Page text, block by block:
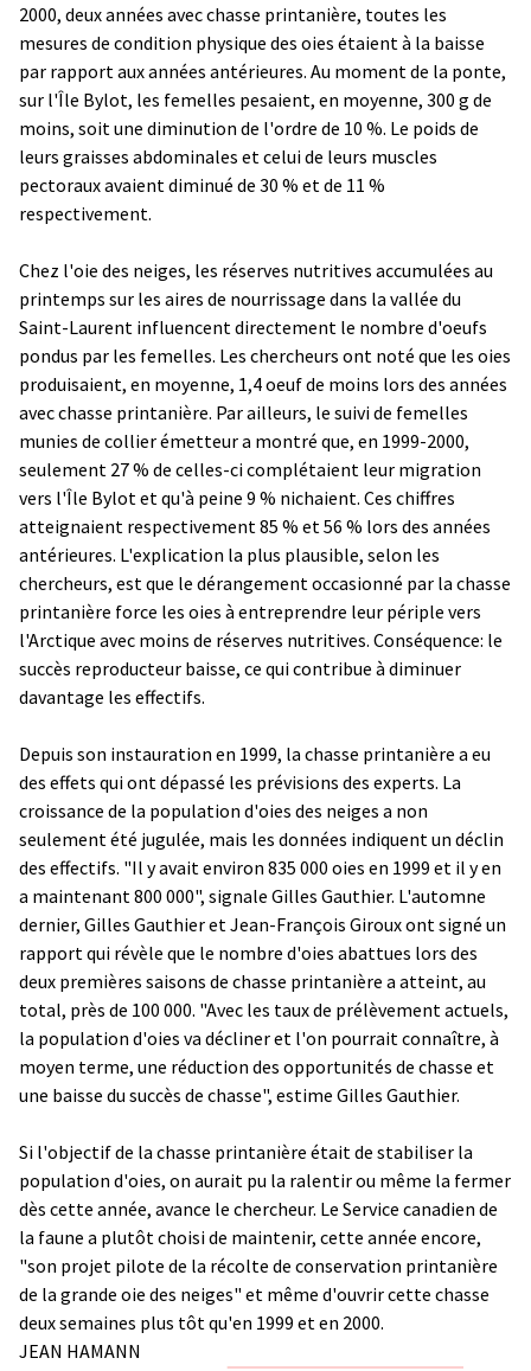
2000, deux années avec chasse printanière, toutes les
mesures de condition physique des oies étaient à la baisse
par rapport aux années antérieures. Au moment de la ponte,
sur l'Île Bylot, les femelles pesaient, en moyenne, 300 g de
moins, soit une diminution de l'ordre de 10 %. Le poids de
leurs graisses abdominales et celui de leurs muscles
pectoraux avaient diminué de 30 % et de 11 %
respectivement.
Chez l'oie des neiges, les réserves nutritives accumulées au
printemps sur les aires de nourrissage dans la vallée du
Saint-Laurent influencent directement le nombre d'oeufs
pondus par les femelles. Les chercheurs ont noté que les oies
produisaient, en moyenne, 1,4 oeuf de moins lors des années
avec chasse printanière. Par ailleurs, le suivi de femelles
munies de collier émetteur a montré que, en 1999-2000,
seulement 27 % de celles-ci complétaient leur migration
vers l'Île Bylot et qu'à peine 9 % nichaient. Ces chiffres
atteignaient respectivement 85 % et 56 % lors des années
antérieures. L'explication la plus plausible, selon les
chercheurs, est que le dérangement occasionné par la chasse
printanière force les oies à entreprendre leur périple vers
l'Arctique avec moins de réserves nutritives. Conséquence: le
succès reproducteur baisse, ce qui contribue à diminuer
davantage les effectifs.
Depuis son instauration en 1999, la chasse printanière a eu
des effets qui ont dépassé les prévisions des experts. La
croissance de la population d'oies des neiges a non
seulement été jugulée, mais les données indiquent un déclin
des effectifs. "Il y avait environ 835 000 oies en 1999 et il y en
a maintenant 800 000", signale Gilles Gauthier. L'automne
dernier, Gilles Gauthier et Jean-François Giroux ont signé un
rapport qui révèle que le nombre d'oies abattues lors des
deux premières saisons de chasse printanière a atteint, au
total, près de 100 000. "Avec les taux de prélèvement actuels,
la population d'oies va décliner et l'on pourrait connaître, à
moyen terme, une réduction des opportunités de chasse et
une baisse du succès de chasse", estime Gilles Gauthier.
Si l'objectif de la chasse printanière était de stabiliser la
population d'oies, on aurait pu la ralentir ou même la fermer
dès cette année, avance le chercheur. Le Service canadien de
la faune a plutôt choisi de maintenir, cette année encore,
"son projet pilote de la récolte de conservation printanière
de la grande oie des neiges" et même d'ouvrir cette chasse
deux semaines plus tôt qu'en 1999 et en 2000.
JEAN HAMANN